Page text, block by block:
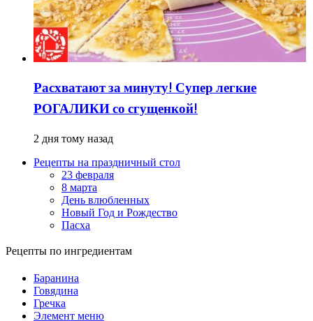
Расхватают за минуту! Супер легкие
РОГАЛИКИ со сгущенкой!
2 дня тому назад
Рецепты на праздничный стол
23 февраля
8 марта
День влюбленных
Новый Год и Рождество
Пасха
Рецепты по ингредиентам
Баранина
Говядина
Гречка
Элемент меню